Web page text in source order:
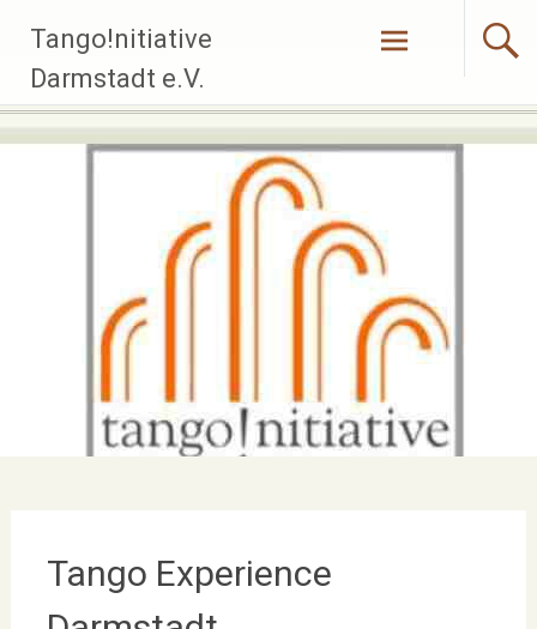
Inhalt
springen
Tango!nitiative
Darmstadt e.V.
Tango Experience